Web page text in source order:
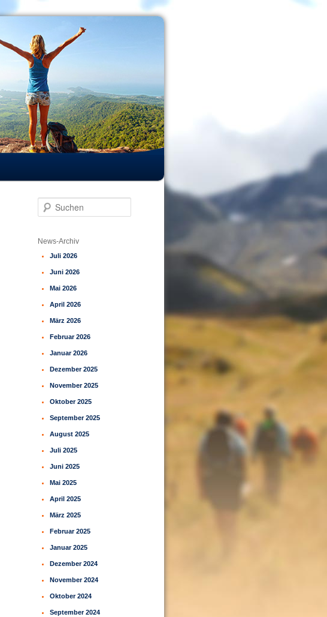
h
News-Archiv
Juli 2026
Juni 2026
Mai 2026
April 2026
März 2026
Februar 2026
Januar 2026
Dezember 2025
November 2025
Oktober 2025
September 2025
August 2025
Juli 2025
Juni 2025
Mai 2025
April 2025
März 2025
Februar 2025
Januar 2025
Dezember 2024
November 2024
Oktober 2024
September 2024